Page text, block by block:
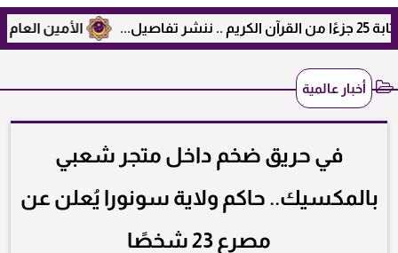
الأمين العام
أخبار عالمية
في حريق ضخم داخل متجر شعبي
بالمكسيك.. حاكم ولاية سونورا يُعلن عن
مصرع 23 شخصًا